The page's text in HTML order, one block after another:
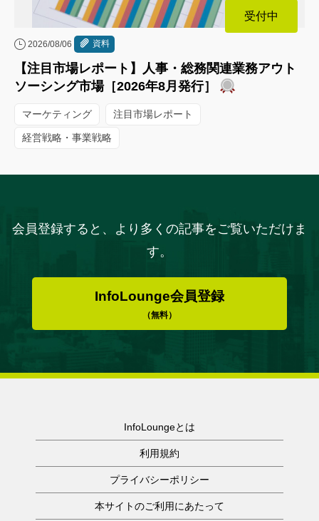
受付中
2026/08/06 資料
【注目市場レポート】人事・総務関連業務アウト
ソーシング市場［2026年8月発行］
マーケティング 注目市場レポート
経営戦略・事業戦略
会員登録すると、より多くの記事をご覧いただけま
す。
InfoLounge会員登録
（無料）
InfoLoungeとは
利用規約
プライバシーポリシー
本サイトのご利用にあたって